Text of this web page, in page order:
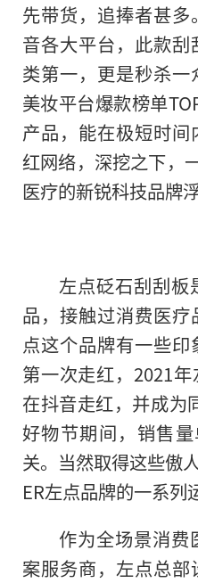
先带货，追捧者甚
音各大平台，此款
类第一，更是秒杀
美妆平台爆款榜单
产品，能在极短时间
红网络，深挖之下，
医疗的新锐科技品牌
左点砭石刮刮板
品，接触过消费医
点这个品牌有一些
第一次走红，2021
在抖音走红，并成为
好物节期间，销售
关。当然取得这些傲
ER左点品牌的一系列
作为全场景消费
案服务商，左点总